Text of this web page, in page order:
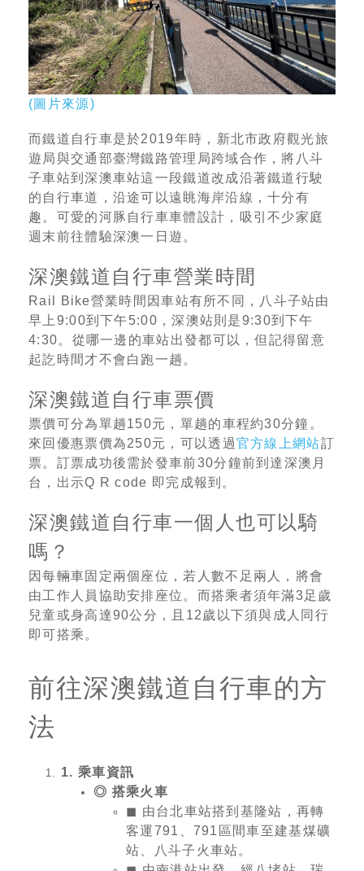
(圖片來源)
而鐵道自行車是於2019年時，新北市政府觀光旅
遊局與交通部臺灣鐵路管理局跨域合作，將八斗
子車站到深澳車站這一段鐵道改成沿著鐵道行駛
的自行車道，沿途可以遠眺海岸沿線，十分有
趣。可愛的河豚自行車車體設計，吸引不少家庭
週末前往體驗深澳一日遊。
深澳鐵道自行車營業時間
Rail Bike營業時間因車站有所不同，八斗子站由
早上9:00到下午5:00，深澳站則是9:30到下午
4:30。從哪一邊的車站出發都可以，但記得留意
起訖時間才不會白跑一趟。
深澳鐵道自行車票價
票價可分為單趟150元，單趟的車程約30分鐘。
來回優惠票價為250元，可以透過官方線上網站訂
票。訂票成功後需於發車前30分鐘前到達深澳月
台，出示Q R code 即完成報到。
深澳鐵道自行車一個人也可以騎
嗎？
因每輛車固定兩個座位，若人數不足兩人，將會
由工作人員協助安排座位。而搭乘者須年滿3足歲
兒童或身高達90公分，且12歲以下須與成人同行
即可搭乘。
前往深澳鐵道自行車的方
法
1. 乘車資訊
◎ 搭乘火車
◼︎ 由台北車站搭到基隆站，再轉
客運791、791區間車至建基煤礦
站、八斗子火車站。